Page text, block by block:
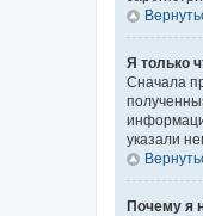
Я только
Сначала
указали
Почему я